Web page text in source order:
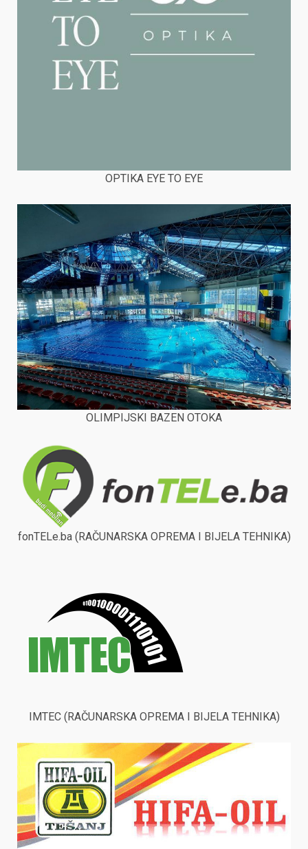
OPTIKA EYE TO EYE
OLIMPIJSKI BAZEN OTOKA
fonTELe.ba (RAČUNARSKA OPREMA I BIJELA TEHNIKA)
IMTEC (RAČUNARSKA OPREMA I BIJELA TEHNIKA)